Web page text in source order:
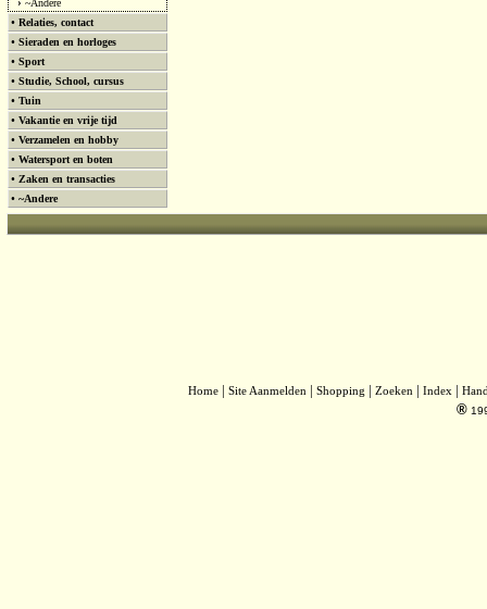
› ~Andere
• Relaties, contact
• Sieraden en horloges
• Sport
• Studie, School, cursus
• Tuin
• Vakantie en vrije tijd
• Verzamelen en hobby
• Watersport en boten
• Zaken en transacties
• ~Andere
Home | Site Aanmelden | Shopping | Zoeken | Index |
®